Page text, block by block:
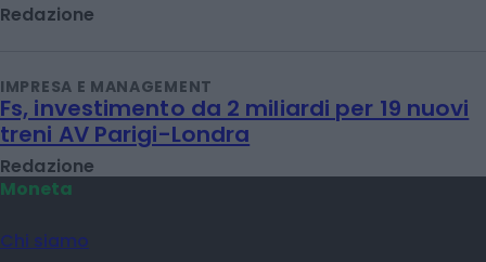
Redazione
IMPRESA E MANAGEMENT
Fs, investimento da 2 miliardi per 19 nuovi
treni AV Parigi-Londra
Redazione
Moneta
Chi siamo